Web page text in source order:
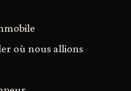
où nous allions